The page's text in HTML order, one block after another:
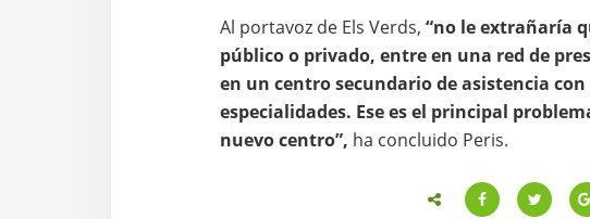
Al portavoz de Els Verds, “no le extrañaría
público o privado, entre en una red de
en un centro secundario de asistencia
especialidades. Ese es el principal
nuevo centro”, ha concluido Peris.